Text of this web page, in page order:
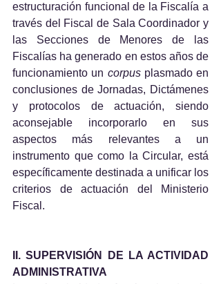
estructuración funcional de la Fiscalía a
través del Fiscal de Sala Coordinador y
las Secciones de Menores de las
Fiscalías ha generado en estos años de
funcionamiento un corpus plasmado en
conclusiones de Jornadas, Dictámenes
y protocolos de actuación, siendo
aconsejable incorporarlo en sus
aspectos más relevantes a un
instrumento que como la Circular, está
específicamente destinada a unificar los
criterios de actuación del Ministerio
Fiscal.
II. SUPERVISIÓN DE LA ACTIVIDAD
ADMINISTRATIVA